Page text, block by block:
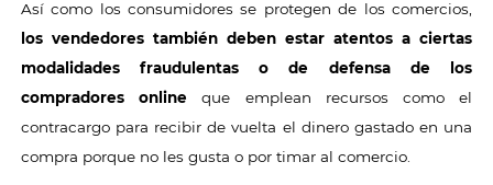
Así como los consumidores se protegen de los comercios,
los vendedores también deben estar atentos a ciertas
modalidades fraudulentas o de defensa de los
compradores online que emplean recursos como el
contracargo para recibir de vuelta el dinero gastado en una
compra porque no les gusta o por timar al comercio.